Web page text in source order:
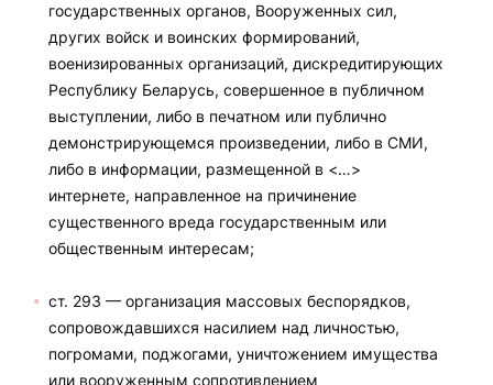
государственных органов, Вооруженных сил,
других войск и воинских формирований,
военизированных организаций, дискредитирующих
Республику Беларусь, совершенное в публичном
выступлении, либо в печатном или публично
демонстрирующемся произведении, либо в СМИ,
либо в информации, размещенной в <…>
интернете, направленное на причинение
существенного вреда государственным или
общественным интересам;
ст. 293 — организация массовых беспорядков,
сопровождавшихся насилием над личностью,
погромами, поджогами, уничтожением имущества
или вооруженным сопротивлением